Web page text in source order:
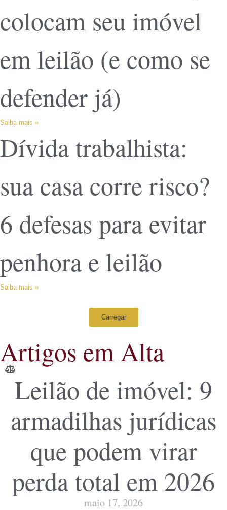
colocam seu imóvel
em leilão (e como se
defender já)
Saiba mais »
Dívida trabalhista:
sua casa corre risco?
6 defesas para evitar
penhora e leilão
Saiba mais »
Carregar
Artigos em Alta
Leilão de imóvel: 9
armadilhas jurídicas
que podem virar
perda total em 2026
maio 17, 2026